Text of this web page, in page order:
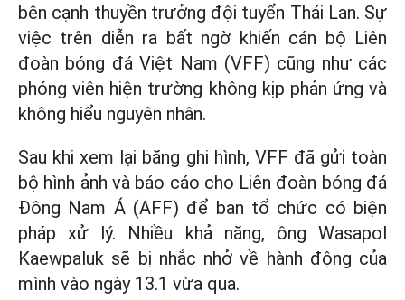
bên cạnh thuyền trưởng đội tuyển Thái Lan. Sự
việc trên diễn ra bất ngờ khiến cán bộ Liên
đoàn bóng đá Việt Nam (VFF) cũng như các
phóng viên hiện trường không kịp phản ứng và
không hiểu nguyên nhân.
Sau khi xem lại băng ghi hình, VFF đã gửi toàn
bộ hình ảnh và báo cáo cho Liên đoàn bóng đá
Đông Nam Á (AFF) để ban tổ chức có biện
pháp xử lý. Nhiều khả năng, ông Wasapol
Kaewpaluk sẽ bị nhắc nhở về hành động của
mình vào ngày 13.1 vừa qua.